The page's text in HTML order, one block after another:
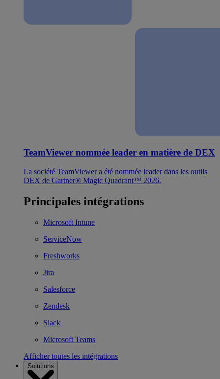
TeamViewer nommée leader en matière de DEX
La société TeamViewer a été nommée leader dans les outils
DEX de Gartner® Magic Quadrant™ 2026.
Principales intégrations
Microsoft Intune
ServiceNow
Freshworks
Jira
Salesforce
Zendesk
Slack
Microsoft Teams
Afficher toutes les intégrations
Solutions